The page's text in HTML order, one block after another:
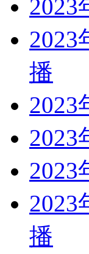
2023
2023
播
2023
2023
2023
2023
播